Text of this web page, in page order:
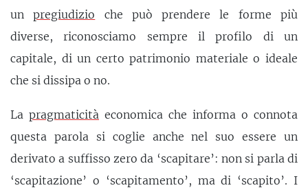
unpregiudizio che può prendere le forme più
diverse, riconosciamo sempre il profilo di un
capitale, di un certo patrimonio materiale o ideale
che si dissipa o no.
La pragmaticità economica che informa o connota
questa parola si coglie anche nel suo essere un
derivato a suffisso zero da ‘scapitare’: non si parla di
‘scapitazione’ o ‘scapitamento’, ma di ‘scapito’. I